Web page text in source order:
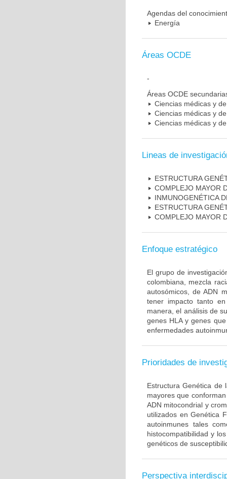
Agendas del
Energía
Áreas OCDE
-
Áreas OCDE
Ciencias médicas y
Ciencias médicas y
Ciencias médicas y
Lineas de
ESTRUCTURA
COMPLEJO MAYOR
INMUNOGENÉTICA
ESTRUCTURA
COMPLEJO MAYOR
Enfoque estratégico
El grupo de
colombiana, mezcla
autosómicos, de ADN
tener impacto tanto
manera, el análisis de
genes HLA y genes
enfermedades
Prioridades de
Estructura Genética de
mayores que
ADN mitocondrial y
utilizados en Genética
autoinmunes tales
histocompatibilidad y
genéticos de
Perspectiva